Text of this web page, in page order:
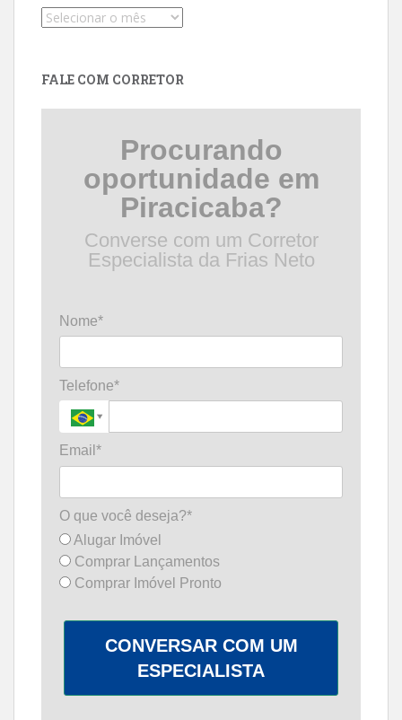
Pesquise
FALE COM CORRETOR
Procurando
oportunidade em
Piracicaba?
Converse com um Corretor
Especialista da Frias Neto
Nome*
Telefone*
Email*
O que você deseja?*
Alugar Imóvel
Comprar Lançamentos
Comprar Imóvel Pronto
CONVERSAR COM UM
ESPECIALISTA